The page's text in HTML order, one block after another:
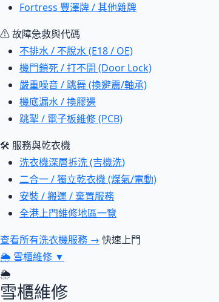
Fortress 豐澤牌 / 其他雜牌
⚠ 故障急救與代碼
不排水 / 不脫水 (E18 / OE)
機門鎖死 / 打不開 (Door Lock)
嚴重噪音 / 跳舞 (換避震/軸承)
機底漏水 / 換膠邊
跳掣 / 電子板維修 (PCB)
🛠 服務與乾衣機
洗衣機深層拆洗 (吉機洗)
二合一 / 獨立乾衣機 (煤氣/電動)
安裝 / 搬運 / 棄置服務
全港上門維修地區一覽
查看所有洗衣機服務 → 快速上門
🌦 雪櫃維修 ▼
🌦
雪櫃維修